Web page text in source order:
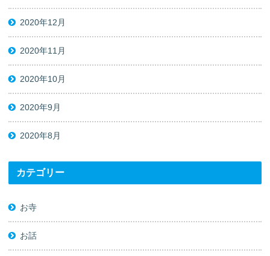
2020年12月
2020年11月
2020年10月
2020年9月
2020年8月
カテゴリー
お寺
お話